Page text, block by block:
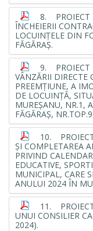
8. PROIECT
ÎNCHEIERII
LOCUINŢELE DIN
FĂGĂRAŞ.
9. PROIECT
VÂNZĂRII DIRECTE
PREEMŢIUNE, A
DE LOCUINŢĂ,
MUREŞANU, NR.1,
FĂGĂRAŞ,
10.
ŞI COMPLETAREA
PRIVIND
EDUCATIVE,
MUNICIPAL, CARE
ANULUI 2024 ÎN
11. PROIECT
UNUI CONSILIER
2024).